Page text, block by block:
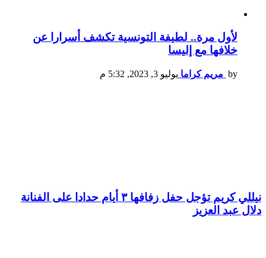
لأول مرة.. لطيفة التونسية تكشف أسرارا عن
خلافها مع إليسا
by مريم كراما يوليو 3, 2023, 5:32 م
نيللي كريم تؤجل حفل زفافها ٣ أيام حدادا على الفنانة
دلال عبد العزيز